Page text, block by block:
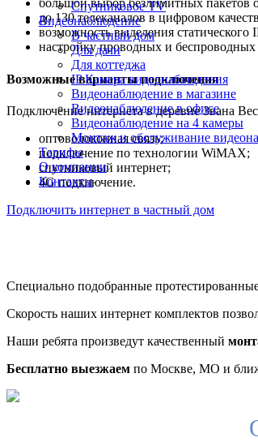
Спутниковое TV
Видеонаблюдение
В частный дом
Для дачи
Для коттеджа
IP Камера видеонаблюдения
Видеонаблюдение в магазине
Видеонаблюдение в офисе
Видеонаблюдение на 4 камеры
Монтаж и обслуживание
Тарифы
О компании
Контакты
большой выбор безлимитных пакетов
до 130 телеканалов в цифровом
возможность выделения статического
настройку проводных и
Возможные варианты подключения
Подключение интернета в деревне Звана
оптоволоконная связь;
подключение по технологии WiMAX;
спутниковый интернет;
4G подключение.
Подключить интернет в частный дом
Специально подобранные
Скорость наших интернет комплектов
Наши ребята произведут качественный
Бесплатно выезжаем по Москве, МО и